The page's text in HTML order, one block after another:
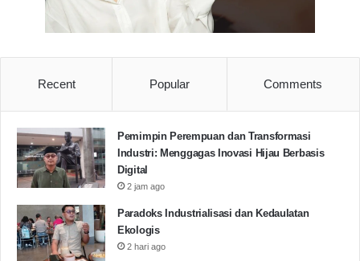
Copot dan Adili Kepala BKD dan Kadinkes
Provinsi Banten.
rekrutmen ulang.
Berikan jaminan rekrutmen ulang RSUD Labuan
dan Cilograng bebas dari Praktik KKN.
Prioritaskan Tenaga Kerja Lokal Banten.
Aksi Unras DPRD Banten
GMNI Banten
Recent Popular Comments
Pemimpin Perempuan dan Transformasi
Industri: Menggagas Inovasi Hijau Berbasis
Digital
2 jam ago
Paradoks Industrialisasi dan Kedaulatan
Ekologis
2 hari ago